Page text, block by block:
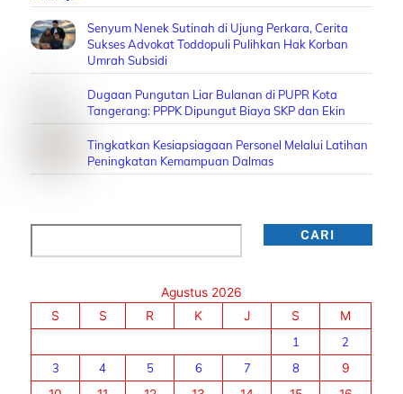
Senyum Nenek Sutinah di Ujung Perkara, Cerita
Sukses Advokat Toddopuli Pulihkan Hak Korban
Umrah Subsidi
Dugaan Pungutan Liar Bulanan di PUPR Kota
Tangerang: PPPK Dipungut Biaya SKP dan Ekin
Tingkatkan Kesiapsiagaan Personel Melalui Latihan
Peningkatan Kemampuan Dalmas
CARI
Agustus 2026
S
S R K J S
M
1
2
3
4 5 6 7 8
9